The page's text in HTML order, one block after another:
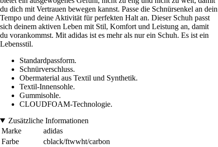
du dich mit Vertrauen bewegen kannst. Passe die Schnürsenkel an dein
Tempo und deine Aktivität für perfekten Halt an. Dieser Schuh passt
sich deinem aktiven Leben mit Stil, Komfort und Leistung an, damit
du vorankommst. Mit adidas ist es mehr als nur ein Schuh. Es ist ein
Lebensstil.
Standardpassform.
Schnürverschluss.
Obermaterial aus Textil und Synthetik.
Textil-Innensohle.
Gummisohle.
CLOUDFOAM-Technologie.
Zusätzliche Informationen
Marke
adidas
Farbe
cblack/ftwwht/carbon